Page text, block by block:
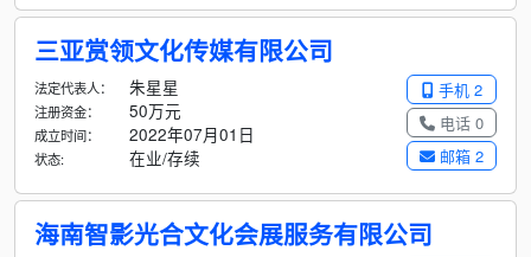
三亚赏领文化传媒有限公司
手机 2
电话 0
邮箱 2
法定代表人： 朱星星
注册资金： 50万元
成立时间： 2022年07月01日
状态: 在业/存续
海南智影光合文化会展服务有限公司